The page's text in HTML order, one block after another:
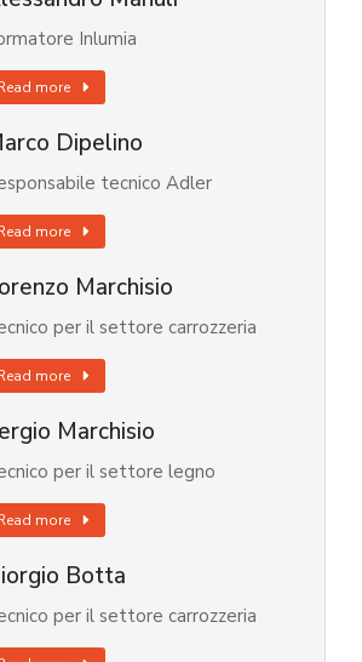
Inlumia
more
Dipelino
tecnico Adler
more
Marchisio
per il settore carrozzeria
more
Marchisio
per il settore legno
more
Botta
per il settore carrozzeria